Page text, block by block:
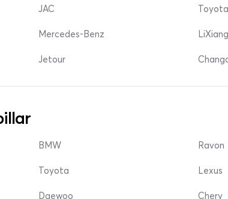
JAC
Mercedes-Benz
Jetour
Toyota
LiXiang
BMW
Toyota
Daewoo
Ravon
Lexus
Chery